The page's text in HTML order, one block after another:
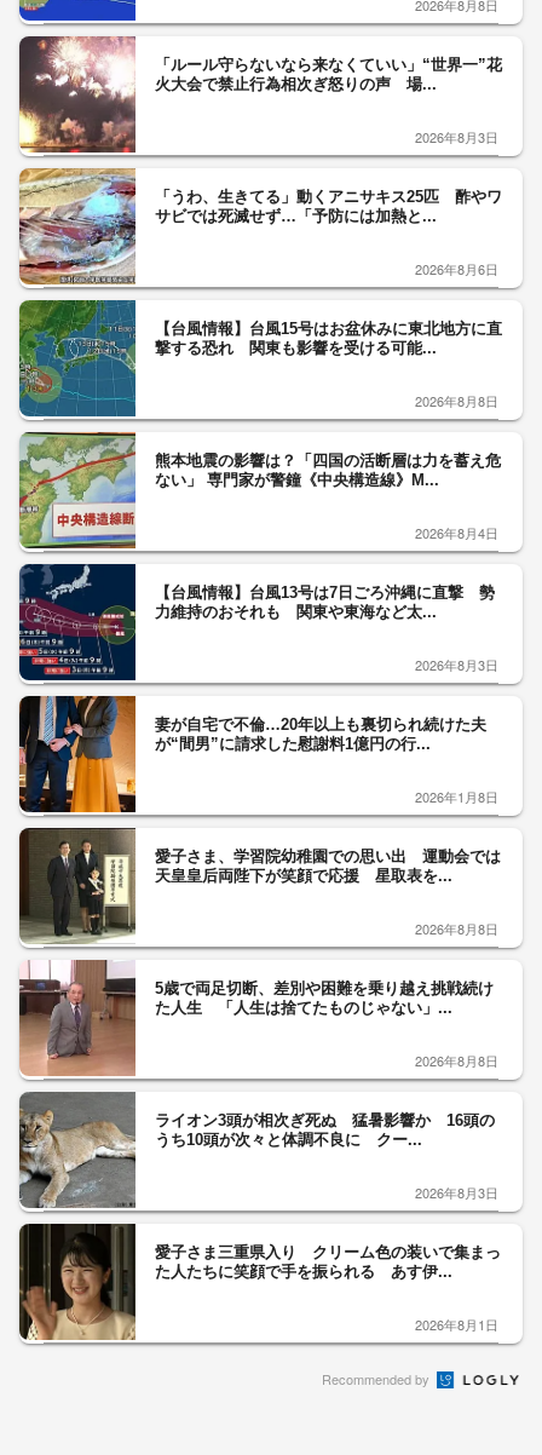
2026年8月8日
「ルール守らないなら来なくていい」“世界一”花
火大会で禁止行為相次ぎ怒りの声 場...
2026年8月3日
「うわ、生きてる」動くアニサキス25匹 酢やワ
サビでは死滅せず…「予防には加熱と...
2026年8月6日
【台風情報】台風15号はお盆休みに東北地方に直
撃する恐れ 関東も影響を受ける可能...
2026年8月8日
熊本地震の影響は？「四国の活断層は力を蓄え危
ない」 専門家が警鐘《中央構造線》M...
2026年8月4日
【台風情報】台風13号は7日ごろ沖縄に直撃 勢
力維持のおそれも 関東や東海など太...
2026年8月3日
妻が自宅で不倫…20年以上も裏切られ続けた夫
が“間男”に請求した慰謝料1億円の行...
2026年1月8日
愛子さま、学習院幼稚園での思い出 運動会では
天皇皇后両陛下が笑顔で応援 星取表を...
2026年8月8日
5歳で両足切断、差別や困難を乗り越え挑戦続け
た人生 「人生は捨てたものじゃない」...
2026年8月8日
ライオン3頭が相次ぎ死ぬ 猛暑影響か 16頭の
うち10頭が次々と体調不良に クー...
2026年8月3日
愛子さま三重県入り クリーム色の装いで集まっ
た人たちに笑顔で手を振られる あす伊...
2026年8月1日
Recommended by